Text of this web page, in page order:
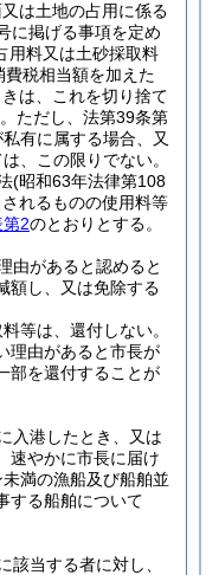
は土地の占用に係る
に掲げる事項を定め
用料又は土砂採取料
費税相当額を加えた
は、これを切り捨て
ただし、法第39条第
有に属する場合、又
、この限りでない。
(昭和63年法律第108
れるものの使用料等
第2のとおりとする。
由があると認めると
額し、又は免除する
等は、還付しない。
理由があると市長が
部を還付することが
入港したとき、又は
速やかに市長に届け
満の漁船及び船舶並
する船舶について
該当する者に対し、